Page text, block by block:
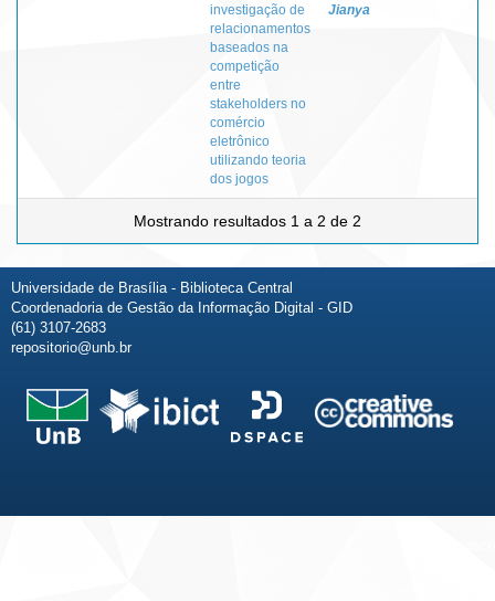
investigação de
relacionamentos
baseados na
competição
entre
stakeholders no
comércio
eletrônico
utilizando teoria
dos jogos
Jianya
Mostrando resultados 1 a 2 de 2
Universidade de Brasília - Biblioteca Central
Coordenadoria de Gestão da Informação Digital - GID
(61) 3107-2683
repositorio@unb.br